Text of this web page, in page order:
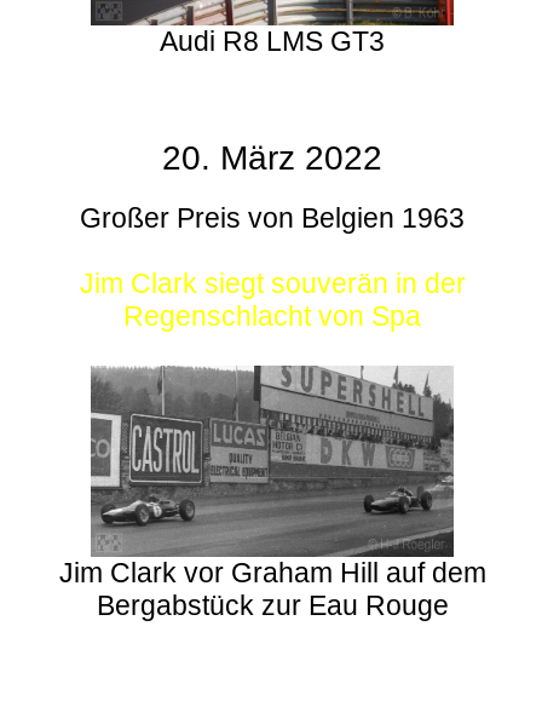
Audi R8 LMS GT3
20. März 2022
Großer Preis von Belgien 1963
Jim Clark siegt souverän in der
Regenschlacht von Spa
Jim Clark vor Graham Hill auf dem
Bergabstück zur Eau Rouge